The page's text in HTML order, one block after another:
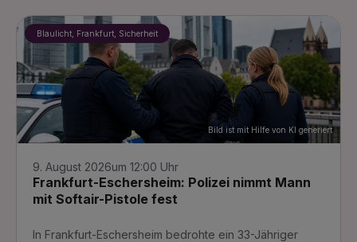
Blaulicht, Frankfurt, Sicherheit
Bild ist mit Hilfe von KI generiert
9. August 2026um 12:00 Uhr
Frankfurt-Eschersheim: Polizei nimmt Mann
mit Softair-Pistole fest
In Frankfurt-Eschersheim bedrohte ein 33-Jähriger